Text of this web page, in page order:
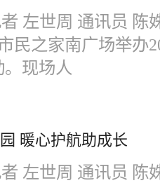
左世周 通讯员
民之家南广场举办
现场人
暖心护航助成长
左世周 通讯员